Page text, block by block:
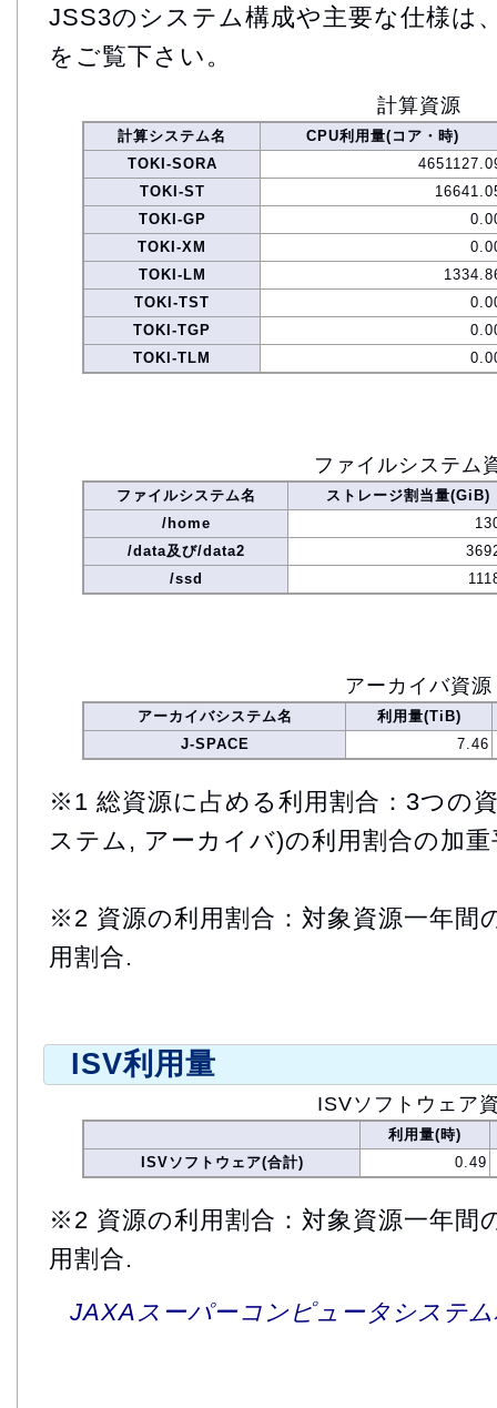
JSS3のシステム構成や主要な仕様は
をご覧下さい。
計算資源
計算システム名
CPU利用量(コア・時)
TOKI-SORA
TOKI-ST
TOKI-GP
TOKI-XM
TOKI-LM
TOKI-TST
TOKI-TGP
TOKI-TLM
ファイルシステム
ファイルシステム名
ストレージ割当量(GiB)
/home
/data及び/data2
/ssd
アーカイバ資源
アーカイバシステム名
利用量(TiB)
J-SPACE
7.46
※1 総資源に占める利用割合：3つの
ステム, アーカイバ)の利用割合の加重
※2 資源の利用割合：対象資源一年間
用割合.
ISV利用量
ISVソフトウェア
利用量(時)
ISVソフトウェア(合計)
0.49
※2 資源の利用割合：対象資源一年間
用割合.
JAXAスーパーコンピュータシステ